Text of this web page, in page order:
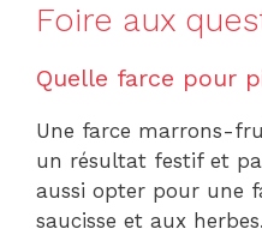
Foire aux
Quelle farce pour
Une farce marrons-
un résultat festif et
aussi opter pour une
saucisse et aux herbes.